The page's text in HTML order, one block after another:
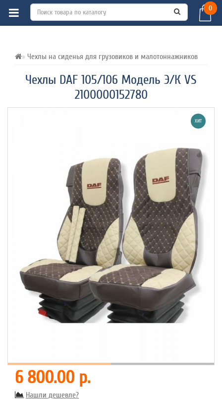
0
Чехлы на сиденья для грузовиков и малотоннажников
Чехлы DAF 105/106 Модель Э/К VS
2100000152780
ВСЕ О ТОВАРЕ ХАРАКТЕРИСТИКИ
ХИТ
6 800.00 р.
Нашли дешевле?